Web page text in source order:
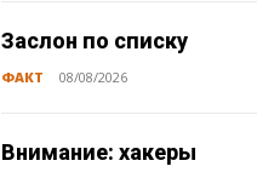
Заслон по списку
ФАКТ 08/08/2026
Внимание: хакеры